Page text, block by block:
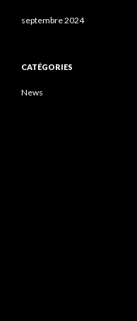
septembre 2024
CATÉGORIES
News